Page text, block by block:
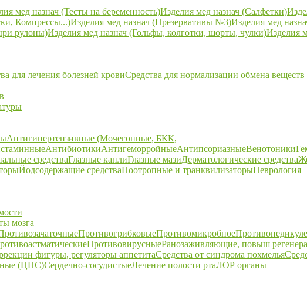
мед назнач (Тесты на беременность)Изделия мед назнач (Салфетки)
Компрессы...)Изделия мед назнач (Презервативы №3)Изделия мед
рулоны)Изделия мед назнач (Гольфы, колготки, шорты, чулки)Изделия
для лечения болезней кровиСредства для нормализации обмена веществ
Антигипертензивные (Мочегонные, БКК,
АнтибиотикиАнтигеморройныеАнтипсориазныеВенотоники
средстваГлазные каплиГлазные мазиДерматологические средства
Йодсодержащие средстваНоотропные и транквилизаторыНеврология
мозга
ПротивогрибковыеПротивомикробное
ПротивовирусныеРанозаживляющие, повыш
фигуры, регуляторы аппетитаСредства от синдрома похмелья
(ЦНС)Сердечно-сосудистыеЛечение полости ртаЛОР органы